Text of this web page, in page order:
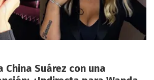
China Suárez con una